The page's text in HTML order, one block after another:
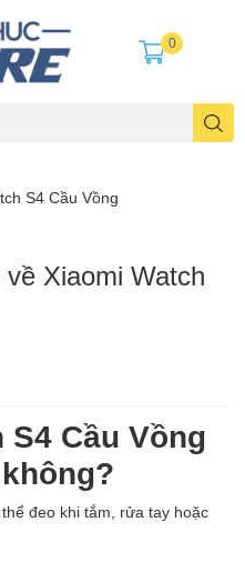
0
S4 Cầu Vồng
Xiaomi Watch
S4 Cầu Vồng
thể đeo khi tắm, rửa tay hoặc